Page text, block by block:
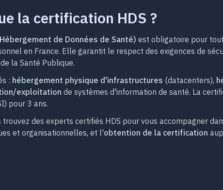
la certification HDS ?
de Données de Santé) est obligatoire pour
en France. Elle garantit le respect des exigences de
la Santé Publique.
: hébergement physique d'infrastructures (datacenters),
exploitation de systèmes d'information de santé. La
pour 3 ans.
trouvez des experts certifiés HDS pour vous accompagner
et organisationnelles, et l'obtention de la certification